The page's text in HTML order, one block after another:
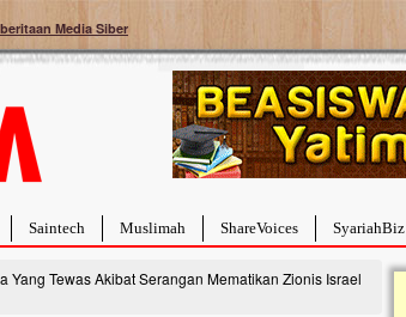
Media Siber
Saintech Muslimah ShareVoices SyariahBiz
Yang Tewas Akibat Serangan Mematikan Zionis Israel